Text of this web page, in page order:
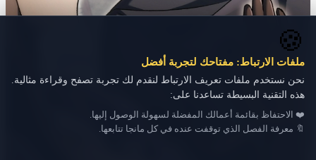
🍪
ملفات الارتباط: مفتاحك لتجربة أفضل
نحن نستخدم ملفات تعريف الارتباط لنقدم لك تجربة تصفح وقراءة مثالية.
هذه التقنية البسيطة تساعدنا على:
❤️ الاحتفاظ بقائمة أعمالك المفضلة لسهولة الوصول إليها.
🔖 معرفة الفصل الذي توقفت عنده في كل مانجا تتابعها.